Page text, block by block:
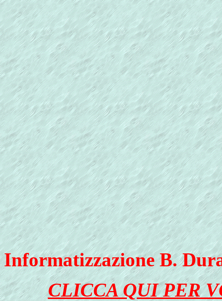
Informatizzazione B.
CLICCA QUI PER